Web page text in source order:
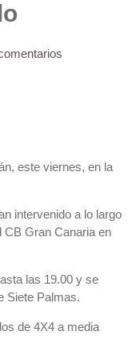
este viernes, en la
intervenido a lo largo
CB Gran Canaria en
las 19.00 y se
Siete Palmas.
de 4X4 a media